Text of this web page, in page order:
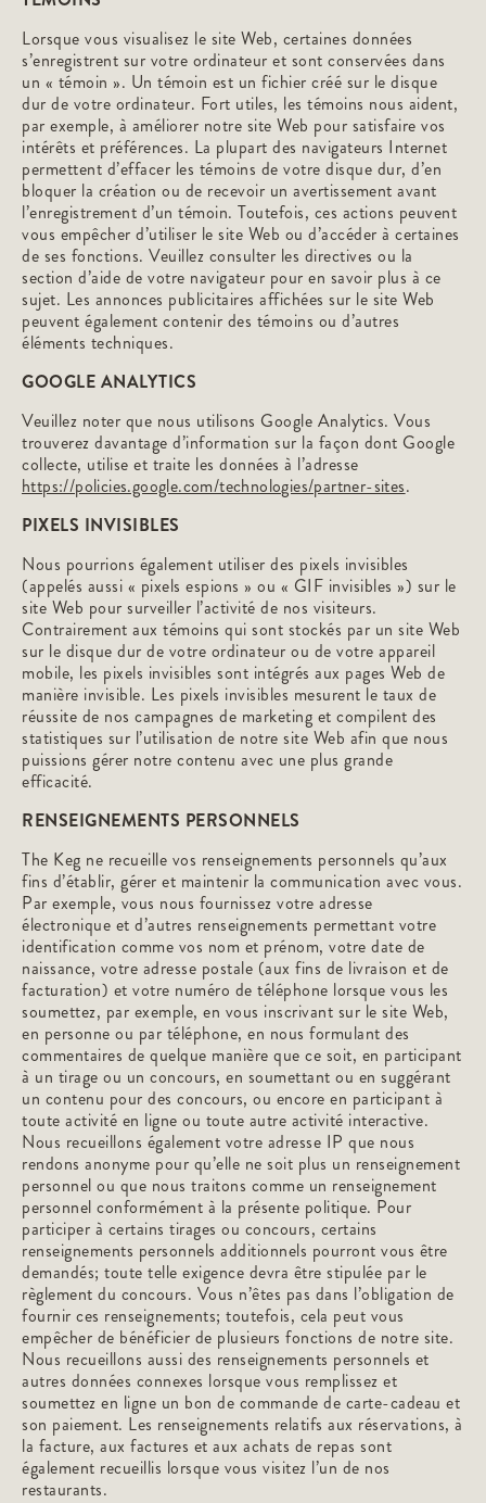
Lorsque vous visualisez le site Web, certaines données
s’enregistrent sur votre ordinateur et sont conservées dans
un « témoin ». Un témoin est un fichier créé sur le disque
dur de votre ordinateur. Fort utiles, les témoins nous aident,
par exemple, à améliorer notre site Web pour satisfaire vos
intérêts et préférences. La plupart des navigateurs Internet
permettent d’effacer les témoins de votre disque dur, d’en
bloquer la création ou de recevoir un avertissement avant
l’enregistrement d’un témoin. Toutefois, ces actions peuvent
vous empêcher d’utiliser le site Web ou d’accéder à certaines
de ses fonctions. Veuillez consulter les directives ou la
section d’aide de votre navigateur pour en savoir plus à ce
sujet. Les annonces publicitaires affichées sur le site Web
peuvent également contenir des témoins ou d’autres
éléments techniques.
GOOGLE ANALYTICS
Veuillez noter que nous utilisons Google Analytics. Vous
trouverez davantage d’information sur la façon dont Google
collecte, utilise et traite les données à l’adresse
https://policies.google.com/technologies/partner-sites.
PIXELS INVISIBLES
Nous pourrions également utiliser des pixels invisibles
(appelés aussi « pixels espions » ou « GIF invisibles ») sur le
site Web pour surveiller l’activité de nos visiteurs.
Contrairement aux témoins qui sont stockés par un site Web
sur le disque dur de votre ordinateur ou de votre appareil
mobile, les pixels invisibles sont intégrés aux pages Web de
manière invisible. Les pixels invisibles mesurent le taux de
réussite de nos campagnes de marketing et compilent des
statistiques sur l’utilisation de notre site Web afin que nous
puissions gérer notre contenu avec une plus grande
efficacité.
RENSEIGNEMENTS PERSONNELS
The Keg ne recueille vos renseignements personnels qu’aux
fins d’établir, gérer et maintenir la communication avec vous.
Par exemple, vous nous fournissez votre adresse
électronique et d’autres renseignements permettant votre
identification comme vos nom et prénom, votre date de
naissance, votre adresse postale (aux fins de livraison et de
facturation) et votre numéro de téléphone lorsque vous les
soumettez, par exemple, en vous inscrivant sur le site Web,
en personne ou par téléphone, en nous formulant des
commentaires de quelque manière que ce soit, en participant
à un tirage ou un concours, en soumettant ou en suggérant
un contenu pour des concours, ou encore en participant à
toute activité en ligne ou toute autre activité interactive.
Nous recueillons également votre adresse IP que nous
rendons anonyme pour qu’elle ne soit plus un renseignement
personnel ou que nous traitons comme un renseignement
personnel conformément à la présente politique. Pour
participer à certains tirages ou concours, certains
renseignements personnels additionnels pourront vous être
demandés; toute telle exigence devra être stipulée par le
règlement du concours. Vous n’êtes pas dans l’obligation de
fournir ces renseignements; toutefois, cela peut vous
empêcher de bénéficier de plusieurs fonctions de notre site.
Nous recueillons aussi des renseignements personnels et
autres données connexes lorsque vous remplissez et
soumettez en ligne un bon de commande de carte-cadeau et
son paiement. Les renseignements relatifs aux réservations, à
la facture, aux factures et aux achats de repas sont
également recueillis lorsque vous visitez l’un de nos
restaurants.